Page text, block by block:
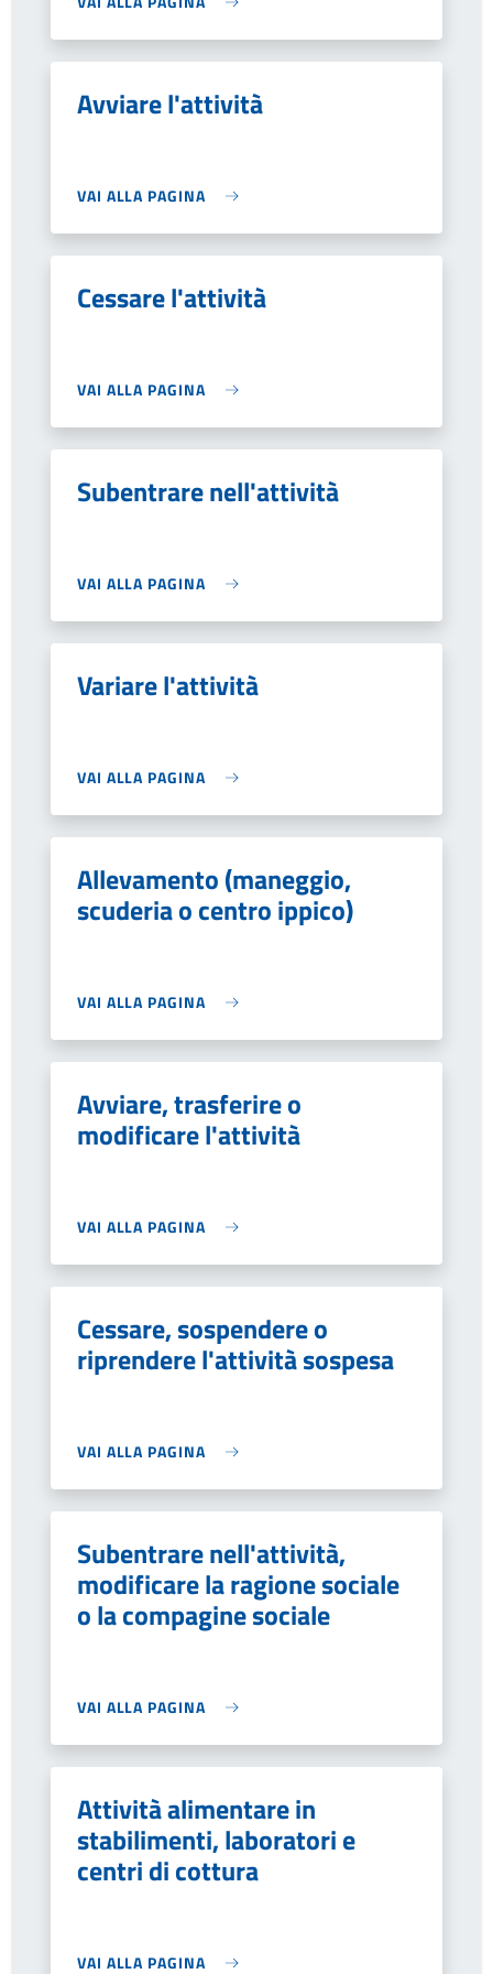
Avviare l'attività
VAI ALLA PAGINA
Cessare l'attività
VAI ALLA PAGINA
Subentrare nell'attività
VAI ALLA PAGINA
Variare l'attività
VAI ALLA PAGINA
Allevamento (maneggio,
scuderia o centro ippico)
VAI ALLA PAGINA
Avviare, trasferire o
modificare l'attività
VAI ALLA PAGINA
Cessare, sospendere o
riprendere l'attività sospesa
VAI ALLA PAGINA
Subentrare nell'attività,
modificare la ragione sociale
o la compagine sociale
VAI ALLA PAGINA
Attività alimentare in
stabilimenti, laboratori e
centri di cottura
VAI ALLA PAGINA